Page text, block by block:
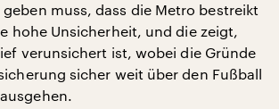
muss, dass die Metro bestreikt
hohe Unsicherheit, und die zeigt,
verunsichert ist, wobei die Gründe
sicher weit über den Fußball